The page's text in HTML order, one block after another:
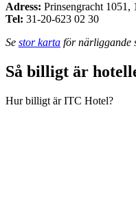
Adress: Prinsengracht 1051 ,
Tel: 31-20-623 02 30
Se stor karta för närliggande
Så billigt är
Hur billigt är ITC Hotel?